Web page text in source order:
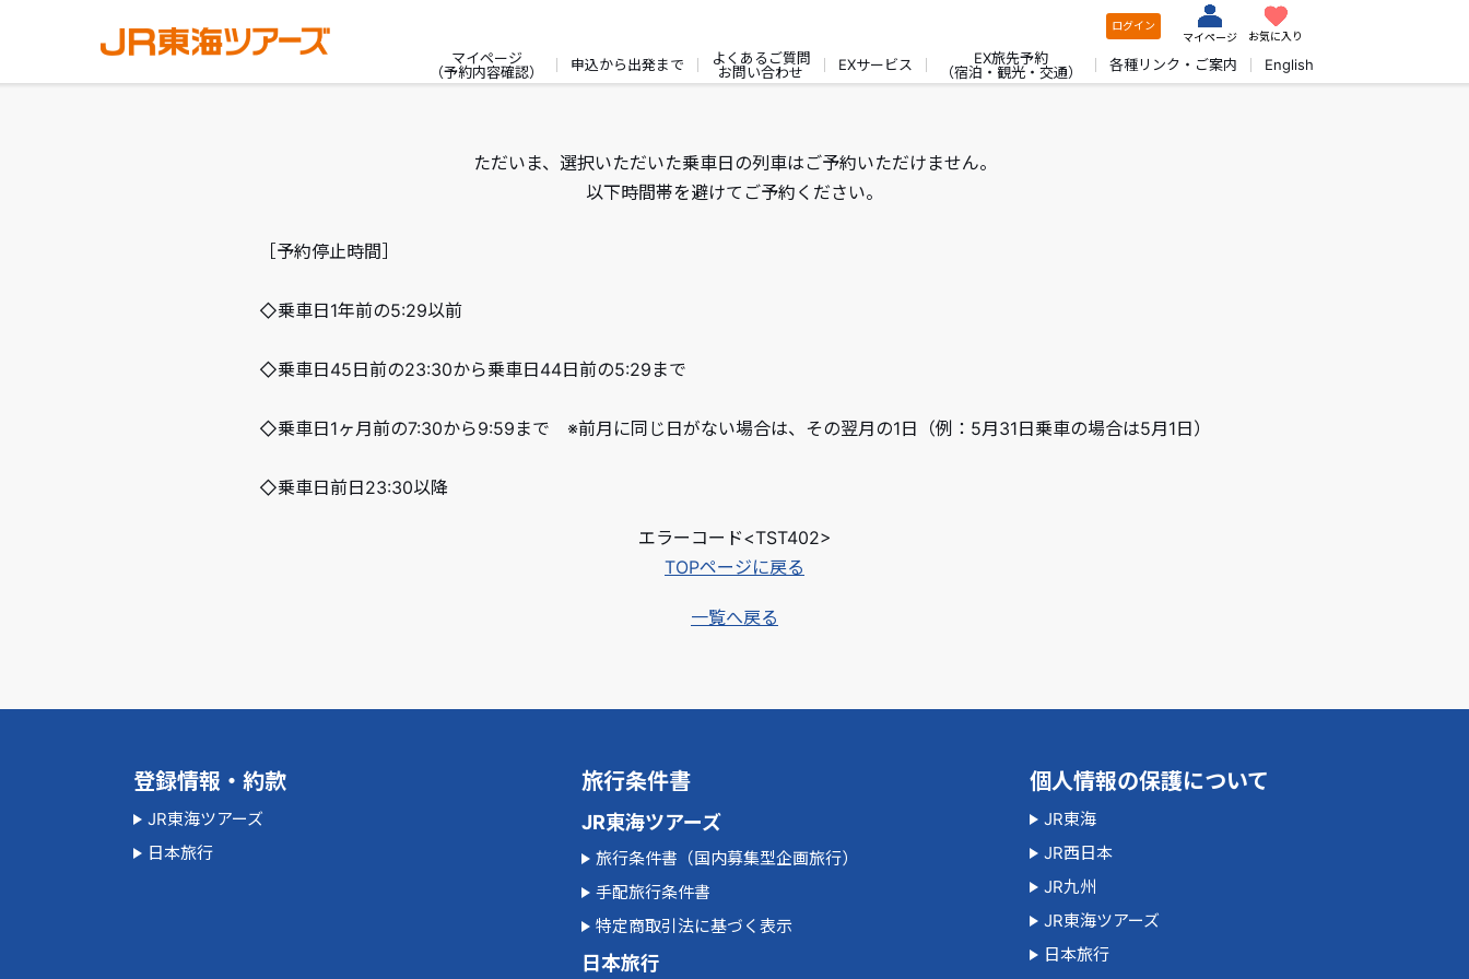
ログイン
マイページ
お気に入り
マイページ
（予約内容確認）
申込から出発まで
よくあるご質問
お問い合わせ
EXサービス
EX旅先予約
（宿泊・観光・交通）
各種リンク・ご案内 English
ただいま、選択いただいた乗車日の列車はご予約いただけません。
以下時間帯を避けてご予約ください。
［予約停止時間］
◇乗車日1年前の5:29以前
◇乗車日45日前の23:30から乗車日44日前の5:29まで
◇乗車日1ヶ月前の7:30から9:59まで ※前月に同じ日がない場合は、その翌月の1日（例：5月31日乗車の場合は5月1日）
◇乗車日前日23:30以降
エラーコード<TST402>
TOPページに戻る
一覧へ戻る
登録情報・約款
JR東海ツアーズ
日本旅行
旅行条件書
JR東海ツアーズ
旅行条件書（国内募集型企画旅行）
手配旅行条件書
特定商取引法に基づく表示
日本旅行
個人情報の保護について
JR東海
JR西日本
JR九州
JR東海ツアーズ
日本旅行